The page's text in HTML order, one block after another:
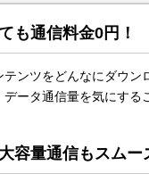
も通信料金0円！
ンツをどんなにダウン
ータ通信量を気にする
容量通信もスムー